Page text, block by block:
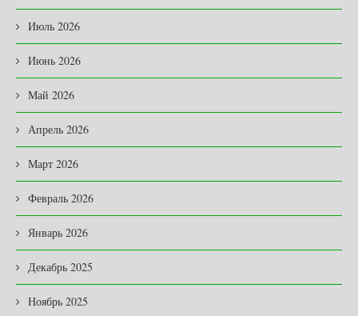
Июль 2026
Июнь 2026
Май 2026
Апрель 2026
Март 2026
Февраль 2026
Январь 2026
Декабрь 2025
Ноябрь 2025